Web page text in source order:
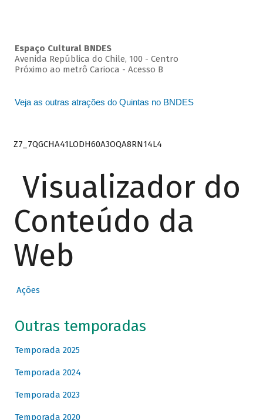
Espaço Cultural BNDES
Avenida República do Chile, 100 - Centro
Próximo ao metrô Carioca - Acesso B
Veja as outras atrações do Quintas no BNDES
Z7_7QGCHA41LODH60A3OQA8RN14L4
Visualizador do
Conteúdo da
Web
Ações
Outras temporadas
Temporada 2025
Temporada 2024
Temporada 2023
Temporada 2020